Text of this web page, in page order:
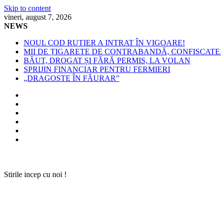
Skip to content
vineri, august 7, 2026
NEWS
NOUL COD RUTIER A INTRAT ÎN VIGOARE!
MII DE ȚIGARETE DE CONTRABANDĂ,
BĂUT, DROGAT ȘI FĂRĂ PERMIS, LA VOLAN
SPRIJIN FINANCIAR PENTRU FERMIERI
„DRAGOSTE ÎN FĂURAR”
Stirile incep cu noi !